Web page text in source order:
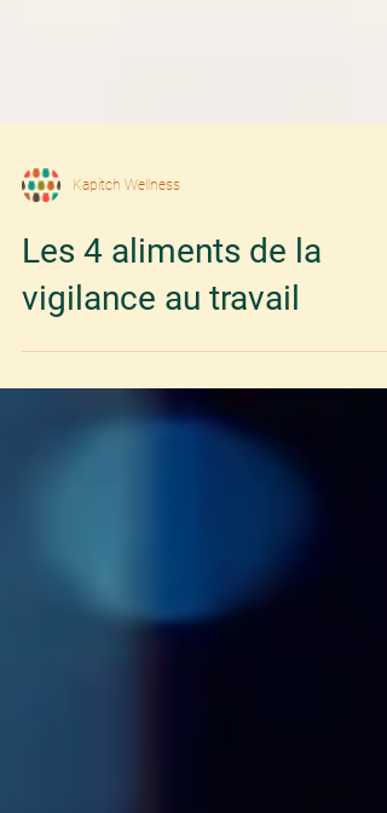
Kapitch Wellness
Les 4 aliments de la
vigilance au travail